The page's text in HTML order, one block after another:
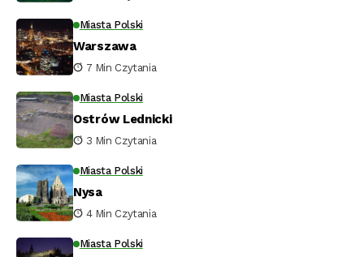
Miasta Polski
Warszawa
7 Min Czytania
Miasta Polski
Ostrów Lednicki
3 Min Czytania
Miasta Polski
Nysa
4 Min Czytania
Miasta Polski